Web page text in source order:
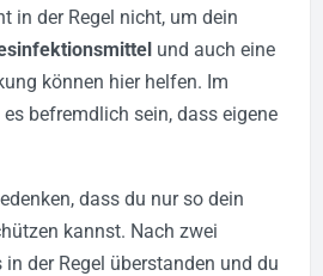
in der Regel nicht, um dein
und auch eine
können hier helfen. Im
befremdlich sein, dass eigene
dass du nur so dein
kannst. Nach zwei
der Regel überstanden und du